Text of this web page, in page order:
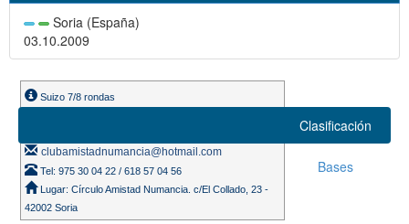
Soria (España)
03.10.2009
Suizo 7/8 rondas
clubamistadnumancia@hotmail.com
Tel: 975 30 04 22 / 618 57 04 56
Lugar: Círculo Amistad Numancia. c/El Collado, 23 -
42002 Soria
Clasificación
Bases